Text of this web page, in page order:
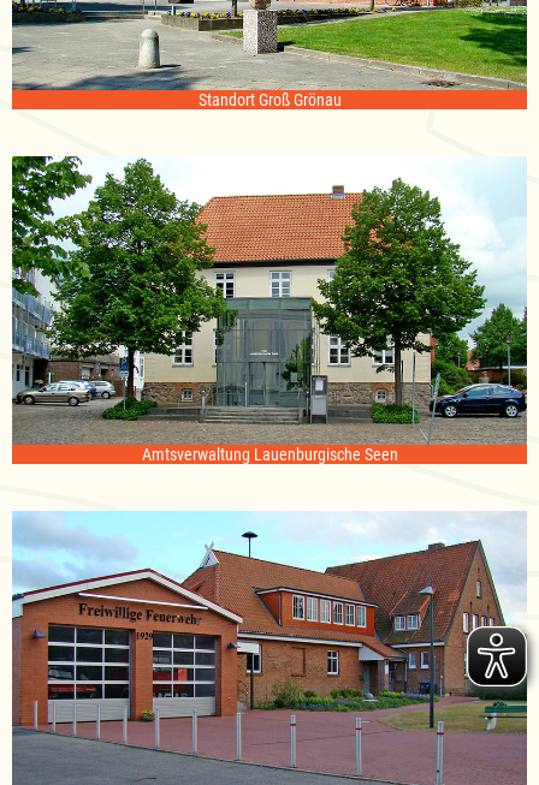
Standort Groß Grönau
Amtsverwaltung Lauenburgische Seen